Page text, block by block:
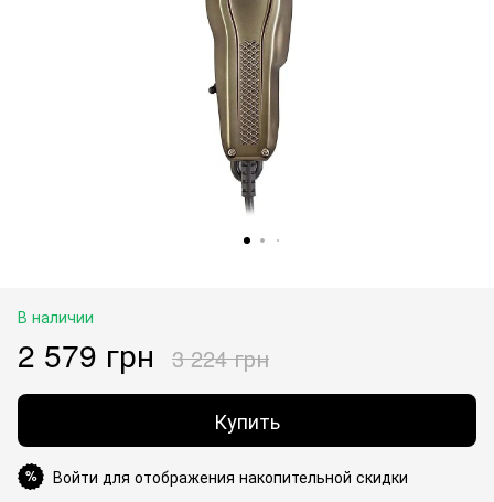
В наличии
2 579 грн 3 224 грн
Купить
% Войти для отображения накопительной скидки